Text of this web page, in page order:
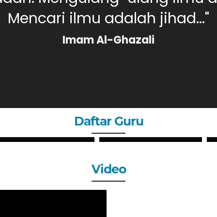
Mencari ilmu adalah jihad..."
Imam Al-Ghazali
Daftar Guru
PUTRI SYAHLI, S.Pd MERI DAHLIA, S.Pd
Video